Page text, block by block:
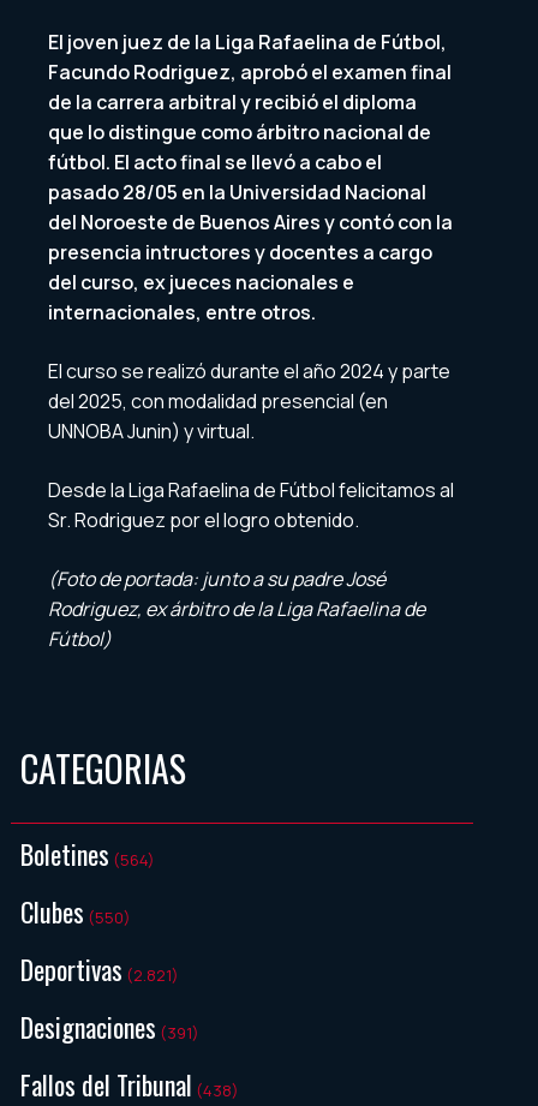
El joven juez de la Liga Rafaelina de Fútbol,
Facundo Rodriguez, aprobó el examen final
de la carrera arbitral y recibió el diploma
que lo distingue como árbitro nacional de
fútbol. El acto final se llevó a cabo el
pasado 28/05 en la Universidad Nacional
del Noroeste de Buenos Aires y contó con la
presencia intructores y docentes a cargo
del curso, ex jueces nacionales e
internacionales, entre otros.
El curso se realizó durante el año 2024 y parte
del 2025, con modalidad presencial (en
UNNOBA Junin) y virtual.
Desde la Liga Rafaelina de Fútbol felicitamos al
Sr. Rodriguez por el logro obtenido.
(Foto de portada: junto a su padre José
Rodriguez, ex árbitro de la Liga Rafaelina de
Fútbol)
CATEGORIAS
Boletines (564)
Clubes (550)
Deportivas (2.821)
Designaciones (391)
Fallos del Tribunal (438)